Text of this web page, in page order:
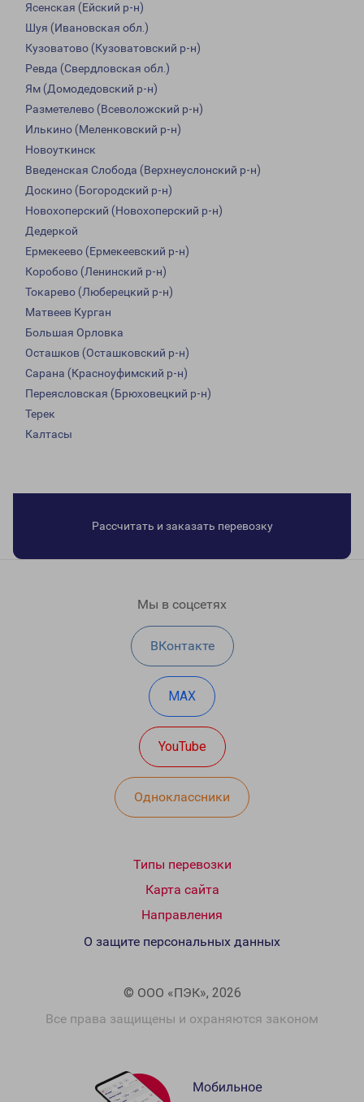
Ясенская (Ейский р-н)
Шуя (Ивановская обл.)
Кузоватово (Кузоватовский р-н)
Ревда (Свердловская обл.)
Ям (Домодедовский р-н)
Разметелево (Всеволожский р-н)
Илькино (Меленковский р-н)
Новоуткинск
Введенская Слобода (Верхнеуслонский р-н)
Доскино (Богородский р-н)
Новохоперский (Новохоперский р-н)
Дедеркой
Ермекеево (Ермекеевский р-н)
Коробово (Ленинский р-н)
Токарево (Люберецкий р-н)
Матвеев Курган
Большая Орловка
Осташков (Осташковский р-н)
Сарана (Красноуфимский р-н)
Переясловская (Брюховецкий р-н)
Терек
Калтасы
Рассчитать и заказать перевозку
Мы в соцсетях
ВКонтакте
MAX
YouTube
Одноклассники
Типы перевозки
Карта сайта
Направления
© ООО «ПЭК», 2026
Все права защищены и охраняются законом
О защите персональных данных